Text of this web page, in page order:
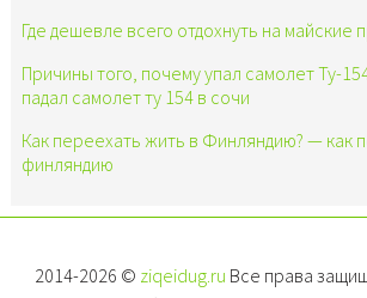
Где дешевле всего отдохнуть на майские
Причины того, почему упал самолет Ту-
падал самолет ту 154 в сочи
Как переехать жить в Финляндию? — как
финляндию
2014-2026 © ziqeidug.ru Все права